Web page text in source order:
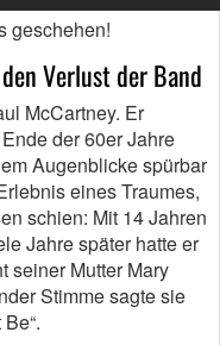
geschehen!
Verlust der Band
McCartney. Er
der 60er Jahre
Augenblicke spürbar
eines Traumes,
schien: Mit 14 Jahren
Jahre später hatte er
seiner Mutter Mary
Stimme sagte sie